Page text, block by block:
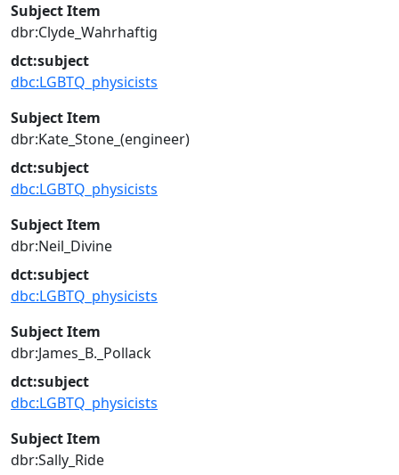
Subject Item
dbr:Clyde_Wahrhaftig
dct:subject
dbc:LGBTQ_physicists
Subject Item
dbr:Kate_Stone_(engineer)
dct:subject
dbc:LGBTQ_physicists
Subject Item
dbr:Neil_Divine
dct:subject
dbc:LGBTQ_physicists
Subject Item
dbr:James_B._Pollack
dct:subject
dbc:LGBTQ_physicists
Subject Item
dbr:Sally_Ride